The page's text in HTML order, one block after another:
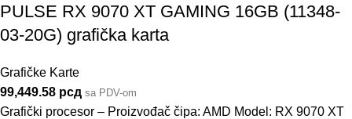
PULSE RX 9070 XT GAMING 16GB (11348-
03-20G) grafička karta
Grafičke Karte
99,449.58 рсд sa PDV-om
Grafički procesor – Proizvođač čipa: AMD Model: RX 9070 XT